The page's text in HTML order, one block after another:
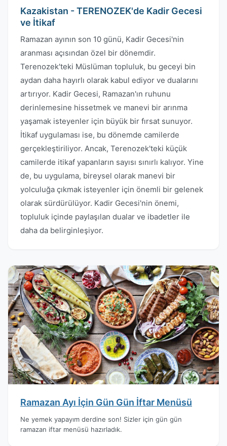
Kazakistan - TERENOZEK'de Kadir Gecesi
ve İtikaf
Ramazan ayının son 10 günü, Kadir Gecesi'nin
aranması açısından özel bir dönemdir.
Terenozek'teki Müslüman topluluk, bu geceyi bin
aydan daha hayırlı olarak kabul ediyor ve dualarını
artırıyor. Kadir Gecesi, Ramazan'ın ruhunu
derinlemesine hissetmek ve manevi bir arınma
yaşamak isteyenler için büyük bir fırsat sunuyor.
İtikaf uygulaması ise, bu dönemde camilerde
gerçekleştiriliyor. Ancak, Terenozek'teki küçük
camilerde itikaf yapanların sayısı sınırlı kalıyor. Yine
de, bu uygulama, bireysel olarak manevi bir
yolculuğa çıkmak isteyenler için önemli bir gelenek
olarak sürdürülüyor. Kadir Gecesi'nin önemi,
topluluk içinde paylaşılan dualar ve ibadetler ile
daha da belirginleşiyor.
Ramazan Ayı İçin Gün Gün İftar Menüsü
Ne yemek yapayım derdine son! Sizler için gün gün
ramazan iftar menüsü hazırladık.